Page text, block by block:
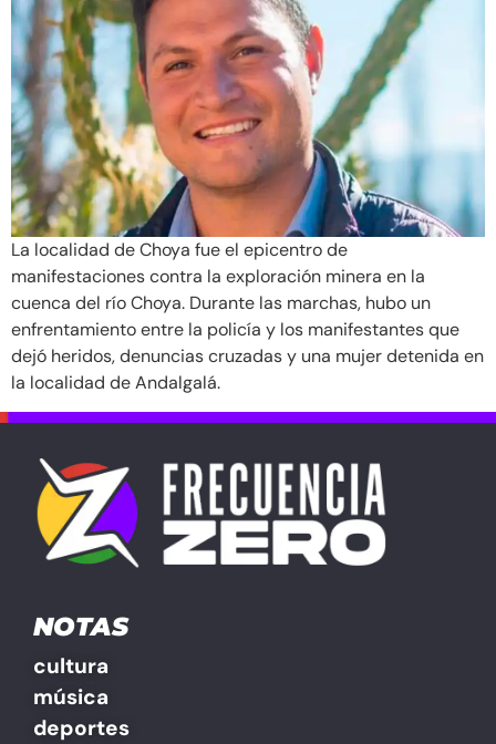
La localidad de Choya fue el epicentro de
manifestaciones contra la exploración minera en la
cuenca del río Choya. Durante las marchas, hubo un
enfrentamiento entre la policía y los manifestantes que
dejó heridos, denuncias cruzadas y una mujer detenida en
la localidad de Andalgalá.
NOTAS
cultura
música
deportes